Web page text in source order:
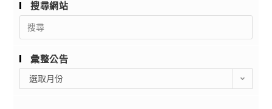
搜尋網站
Search
for:
彙整公告
整
選取月份